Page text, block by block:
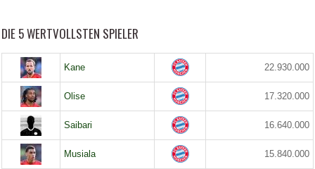
DIE 5 WERTVOLLSTEN SPIELER
Kane 22.930.000
Olise 17.320.000
Saibari 16.640.000
Musiala 15.840.000